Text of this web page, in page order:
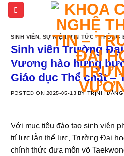
Skip
SINH VIÊN,SỰ KIỆN,TIN TỨC - THÔNG
Sinh viên Trường
Vương hào hứng
Giáo dục Thể chất –
POSTED ON 2025-05-13 BY TRỊNH ĐĂNG
Với mục tiêu đào tạo sinh viên
trí lực lẫn thể lực, Trường Đại
chính thức đưa môn võ